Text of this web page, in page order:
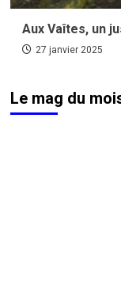
Aux Vaîtes, un
27 janvier 2025
Le mag du